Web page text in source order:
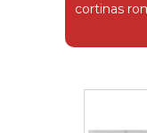
cortinas